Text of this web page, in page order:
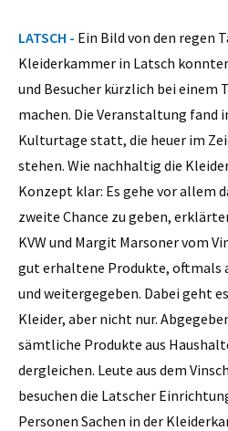
LATSCH - Ein Bild von den regen
Kleiderkammer in Latsch
und Besucher kürzlich bei einem
machen. Die Veranstaltung fand
Kulturtage statt, die heuer im
stehen. Wie nachhaltig die
Konzept klar: Es gehe vor allem
zweite Chance zu geben,
KVW und Margit Marsoner vom
gut erhaltene Produkte, oftmals
und weitergegeben. Dabei geht
Kleider, aber nicht nur.
sämtliche Produkte aus
dergleichen. Leute aus dem
besuchen die Latscher
Personen Sachen in der